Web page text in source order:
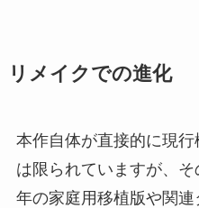
リメイクでの進化
本作自体が直接的に現
は限られていますが、
年の家庭用移植版や関